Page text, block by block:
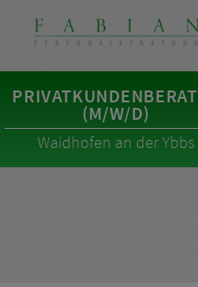
(M/W/D)
Waidhofen an der Ybbs